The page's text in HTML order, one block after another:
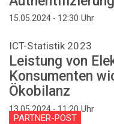
15.05.2024 - 12:30 Uhr
ICT-Statistik 2023
Leistung von
Konsumenten
Ökobilanz
13.05.2024 - 11:20Uhr
PARTNER-POST